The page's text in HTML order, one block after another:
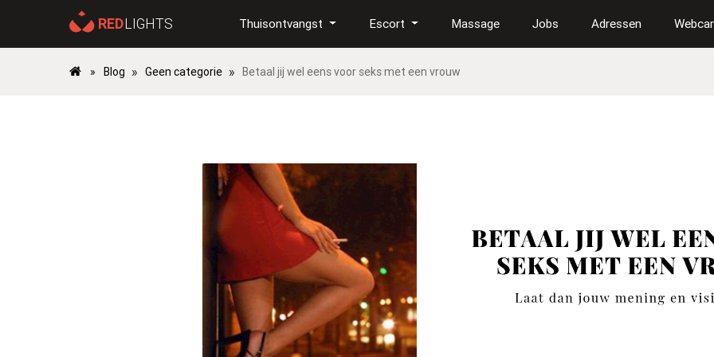
Thuisontvangst Escort Massage Jobs Adressen
Blog » Geen categorie » Betaal jij wel eens voor seks met een vrouw